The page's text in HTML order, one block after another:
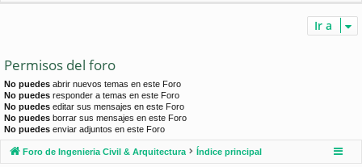
Ir a
Permisos del foro
No puedes abrir nuevos temas en este Foro
No puedes responder a temas en este Foro
No puedes editar sus mensajes en este Foro
No puedes borrar sus mensajes en este Foro
No puedes enviar adjuntos en este Foro
Foro de Ingenieria Civil & Arquitectura Índice principal